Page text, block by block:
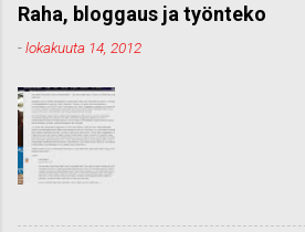
Raha, bloggaus ja työnteko
-lokakuuta 14, 2012